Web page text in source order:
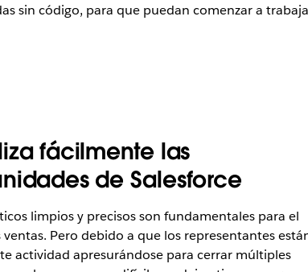
sin código, para que puedan comenzar a
fácilmente las
de Salesforce
limpios y precisos son fundamentales para el
ventas. Pero debido a que los representantes
actividad apresurándose para cerrar múltiples